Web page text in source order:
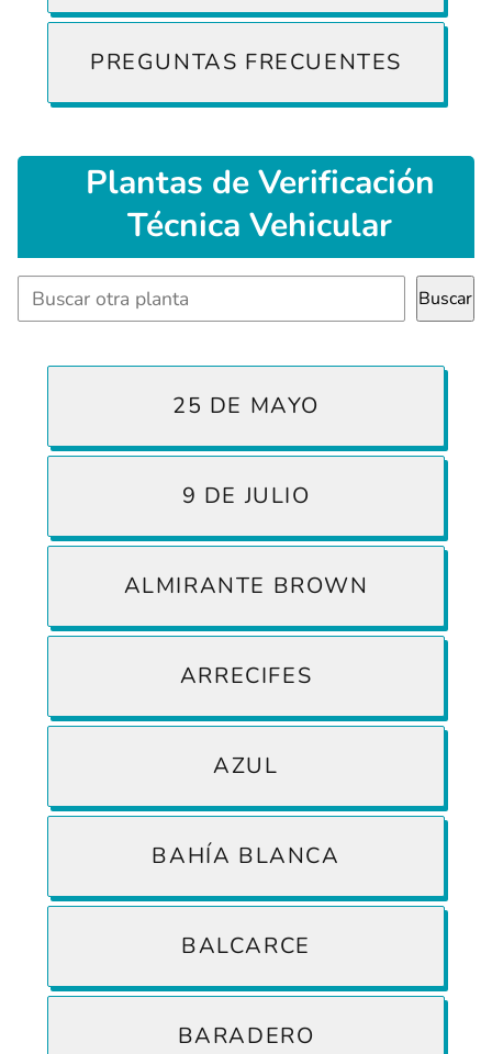
PREGUNTAS FRECUENTES
Plantas de Verificación
Técnica Vehicular
Buscar Buscar
25 DE MAYO
9 DE JULIO
ALMIRANTE BROWN
ARRECIFES
AZUL
BAHÍA BLANCA
BALCARCE
BARADERO